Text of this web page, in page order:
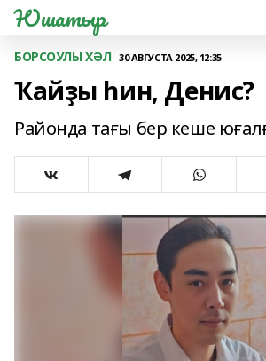
Юшатыр
БОРСОУЛЫ ХӘЛ 30 АВГУСТА 2025, 12:35
Ҡайҙы һин, Денис?
Районда тағы бер кеше